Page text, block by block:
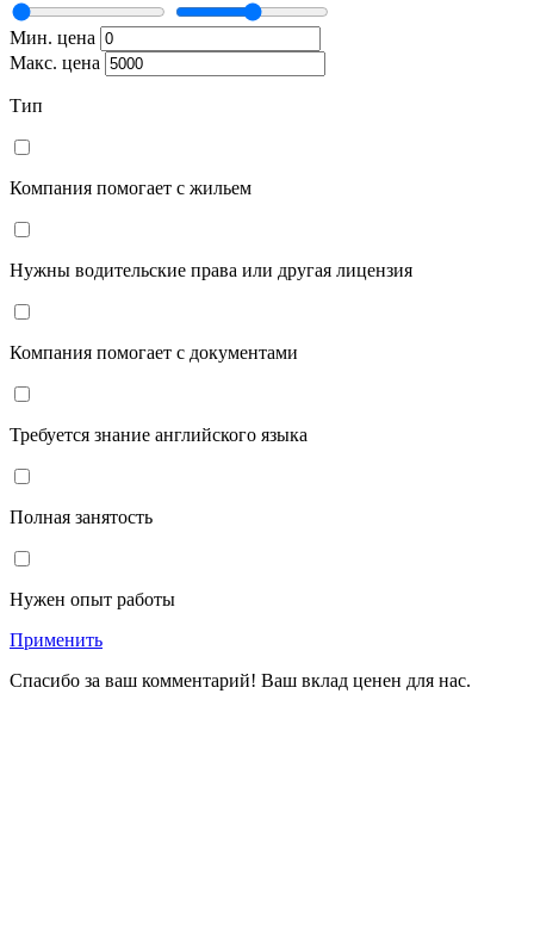
Мин. цена
Макс. цена
Тип
Компания помогает с жильем
Нужны водительские права или другая лицензия
Компания помогает с документами
Требуется знание английского языка
Полная занятость
Нужен опыт работы
Применить
Спасибо за ваш комментарий! Ваш вклад ценен для нас.